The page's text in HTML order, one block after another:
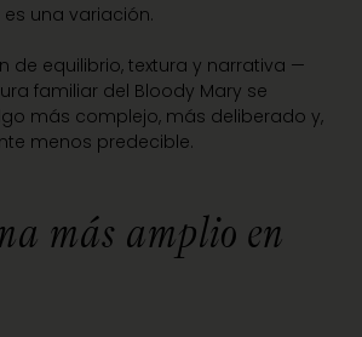
una variación.
de equilibrio, textura y narrativa —
familiar del Bloody Mary se
más complejo, más deliberado y,
menos predecible.
más amplio en